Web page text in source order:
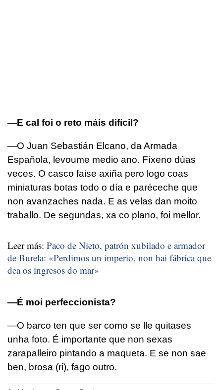
—E cal foi o reto máis difícil?
—O Juan Sebastián Elcano, da Armada
Española, levoume medio ano. Fíxeno dúas
veces. O casco faise axiña pero logo coas
miniaturas botas todo o día e paréceche que
non avanzaches nada. E as velas dan moito
traballo. De segundas, xa co plano, foi mellor.
Leer más: Paco de Nieto, patrón xubilado e armador
de Burela: «Perdimos un imperio, non hai fábrica que
dea os ingresos do mar»
—É moi perfeccionista?
—O barco ten que ser como se lle quitases
unha foto. É importante que non sexas
zarapalleiro pintando a maqueta. E se non sae
ben, brosa (ri), fago outro.